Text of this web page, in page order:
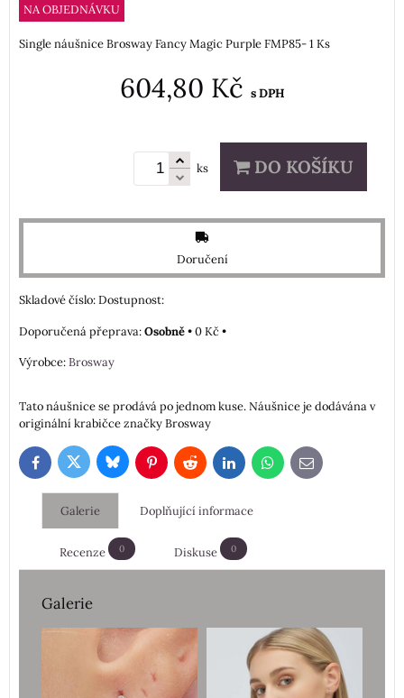
NA OBJEDNÁVKU
Single náušnice Brosway Fancy Magic Purple FMP85- 1 Ks
604,80 Kč s DPH
ks DO KOŠÍKU
Doručení
Skladové číslo:Dostupnost:
Osobně•0 Kč•
Výrobce:Brosway
Tato náušnice se prodává po jednom kuse. Náušnice je dodávána v
originální krabičce značky Brosway
FacebookTwitterBlueskyPinterestRedditLinkedInWhatsApp
E-
mail
Galerie Doplňující informace
Recenze 0 Diskuse 0
Galerie